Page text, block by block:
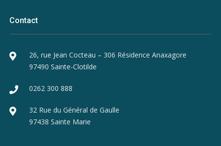
Contact
26, rue Jean Cocteau – 306 Résidence Anaxagore
97490 Sainte-Clotilde
0262 300 888
32 Rue du Général de Gaulle
97438 Sainte Marie